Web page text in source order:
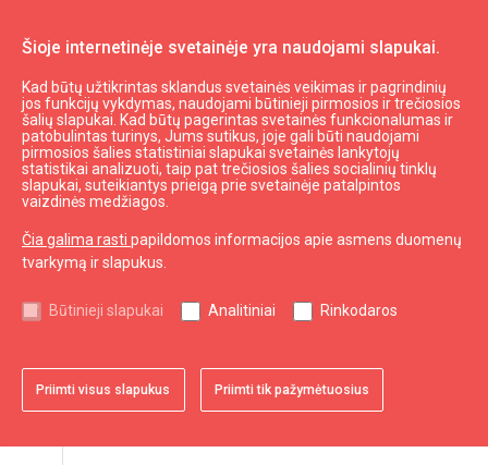
Šioje internetinėje svetainėje yra naudojami slapukai.
Kad būtų užtikrintas sklandus svetainės veikimas ir pagrindinių
jos funkcijų vykdymas, naudojami būtinieji pirmosios ir trečiosios
šalių slapukai. Kad būtų pagerintas svetainės funkcionalumas ir
patobulintas turinys, Jums sutikus, joje gali būti naudojami
pirmosios šalies statistiniai slapukai svetainės lankytojų
statistikai analizuoti, taip pat trečiosios šalies socialinių tinklų
slapukai, suteikiantys prieigą prie svetainėje patalpintos
vaizdinės medžiagos.
Čia galima rasti papildomos informacijos apie asmens duomenų
tvarkymą ir slapukus.
Būtinieji slapukai Analitiniai Rinkodaros
Priimti visus slapukus Priimti tik pažymėtuosius
Daryti ir matyti Kultūra, menas, mokslas
Kuržemės tautinių rūbų informacijos centras